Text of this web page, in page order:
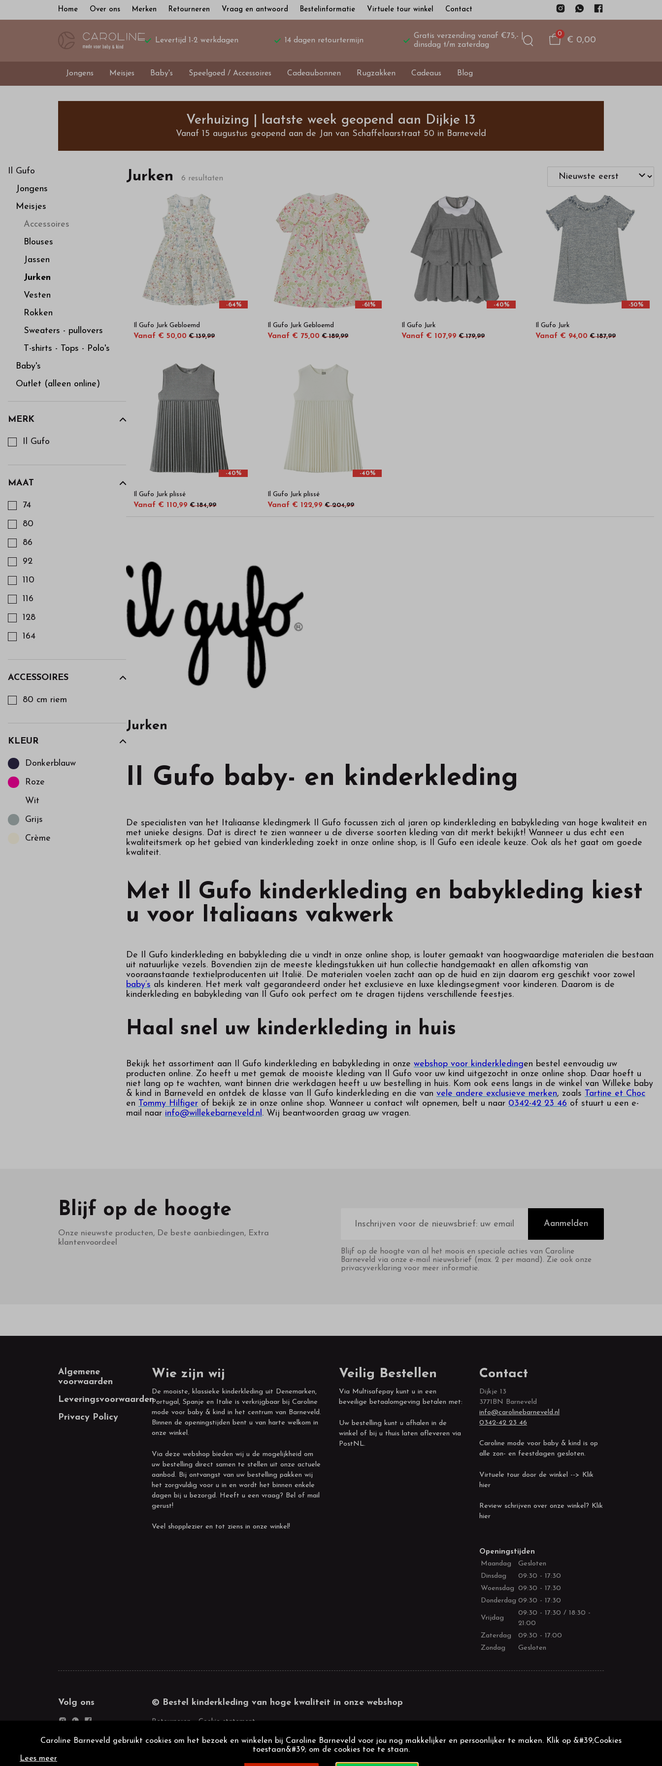
Home Over ons Merken Retourneren Vraag en antwoord Bestelinformatie Virtuele tour winkel Contact
Levertijd 1-2 werkdagen 14 dagen retourtermijn
Gratis verzending vanaf €75,- |
dinsdag t/m zaterdag
0
€ 0,00
Jongens Meisjes Baby's Speelgoed / Accessoires Cadeaubonnen Rugzakken Cadeaus Blog
Jurken
Bestel
kinderkleding
van
hoge
kwaliteit
onze
webshop
Verhuizing | laatste week geopend aan Dijkje 13
Vanaf 15 augustus geopend aan de Jan van Schaffelaarstraat 50 in Barneveld
Il Gufo
Jongens
Meisjes
Accessoires
Blouses
Jassen
Jurken
Vesten
Rokken
Sweaters - pullovers
T-shirts - Tops - Polo's
Baby's
Outlet (alleen online)
MERK
Il Gufo
MAAT
Kies een Maat om op te filteren
74
80
86
92
110
116
128
164
ACCESSOIRES
80 cm riem
KLEUR
Donkerblauw
Roze
Wit
Grijs
Crème
Jurken 6 resultaten
-64%
Il Gufo Jurk Gebloemd
Vanaf € 50,00 € 139,99
-61%
Il Gufo Jurk Gebloemd
Vanaf € 75,00 € 189,99
-40%
Il Gufo Jurk
Vanaf € 107,99 € 179,99
-50%
Il Gufo Jurk
Vanaf € 94,00 € 187,99
-40%
Il Gufo Jurk plissé
Vanaf € 110,99 € 184,99
-40%
Il Gufo Jurk plissé
Vanaf € 122,99 € 204,99
Jurken
II Gufo baby- en kinderkleding
De specialisten van het Italiaanse kledingmerk Il Gufo focussen zich al jaren op kinderkleding en babykleding van hoge kwaliteit en
met unieke designs. Dat is direct te zien wanneer u de diverse soorten kleding van dit merkt bekijkt! Wanneer u dus echt een
kwaliteitsmerk op het gebied van kinderkleding zoekt in onze online shop, is Il Gufo een ideale keuze. Ook als het gaat om goede
kwaliteit.
Met Il Gufo kinderkleding en babykleding kiest
u voor Italiaans vakwerk
De Il Gufo kinderkleding en babykleding die u vindt in onze online shop, is louter gemaakt van hoogwaardige materialen die bestaan
uit natuurlijke vezels. Bovendien zijn de meeste kledingstukken uit hun collectie handgemaakt en allen afkomstig van
vooraanstaande textielproducenten uit Italië. De materialen voelen zacht aan op de huid en zijn daarom erg geschikt voor zowel
baby’s als kinderen. Het merk valt gegarandeerd onder het exclusieve en luxe kledingsegment voor kinderen. Daarom is de
kinderkleding en babykleding van Il Gufo ook perfect om te dragen tijdens verschillende feestjes.
Haal snel uw kinderkleding in huis
Bekijk het assortiment aan Il Gufo kinderkleding en babykleding in onze webshop voor kinderkledingen bestel eenvoudig uw
producten online. Zo heeft u met gemak de mooiste kleding van Il Gufo voor uw kind uitgezocht in onze online shop. Daar hoeft u
niet lang op te wachten, want binnen drie werkdagen heeft u uw bestelling in huis. Kom ook eens langs in de winkel van Willeke baby
& kind in Barneveld en ontdek de klasse van Il Gufo kinderkleding en die van vele andere exclusieve merken, zoals Tartine et Choc
en Tommy Hilfiger of bekijk ze in onze online shop. Wanneer u contact wilt opnemen, belt u naar 0342-42 23 46 of stuurt u een e-
mail naar info@willekebarneveld.nl . Wij beantwoorden graag uw vragen.
Blijf op de hoogte
Onze nieuwste producten, De beste aanbiedingen, Extra
klantenvoordeel
mailadres
Aanmelden
Blijf op de hoogte van al het moois en speciale acties van Caroline
Barneveld via onze e-mail nieuwsbrief (max. 2 per maand). Zie ook onze
privacyverklaring voor meer informatie.
Footer
Algemene
voorwaarden
Leveringsvoorwaarden
Privacy Policy
Wie zijn wij
De mooiste, klassieke kinderkleding uit Denemarken,
Portugal, Spanje en Italie is verkrijgbaar bij Caroline
mode voor baby & kind in het centrum van Barneveld.
Binnen de openingstijden bent u van harte welkom in
onze winkel.
Via deze webshop bieden wij u de mogelijkheid om
uw bestelling direct samen te stellen uit onze actuele
aanbod. Bij ontvangst van uw bestelling pakken wij
het zorgvuldig voor u in en wordt het binnen enkele
dagen bij u bezorgd. Heeft u een vraag? Bel of mail
gerust!
Veel shopplezier en tot ziens in onze winkel!
Veilig Bestellen
Via Multisafepay kunt u in een
beveilige betaalomgeving betalen met:
Uw bestelling kunt u afhalen in de
winkel of bij u thuis laten afleveren via
PostNL.
Contact
Dijkje 13
3771BN Barneveld
info@carolinebarneveld.nl
0342-42 23 46
Caroline mode voor baby & kind is op
alle zon- en feestdagen gesloten.
Virtuele tour door de winkel --> Klik
hier
Review schrijven over onze winkel? Klik
hier
Openingstijden
Maandag
Gesloten
Dinsdag
09:30 - 17:30
Woensdag 09:30 - 17:30
Donderdag 09:30 - 17:30
Vrijdag
09:30 - 17:30 / 18:30 -
21:00
Zaterdag
09:30 - 17:00
Zondag
Gesloten
Volg ons © Bestel kinderkleding van hoge kwaliteit in onze webshop
Retourneren Cookie statement
Caroline Barneveld gebruikt cookies om het bezoek en winkelen bij Caroline Barneveld voor jou nog makkelijker en persoonlijker te maken. Klik op &#39;Cookies
toestaan&#39; om de cookies toe te staan.
Lees meer